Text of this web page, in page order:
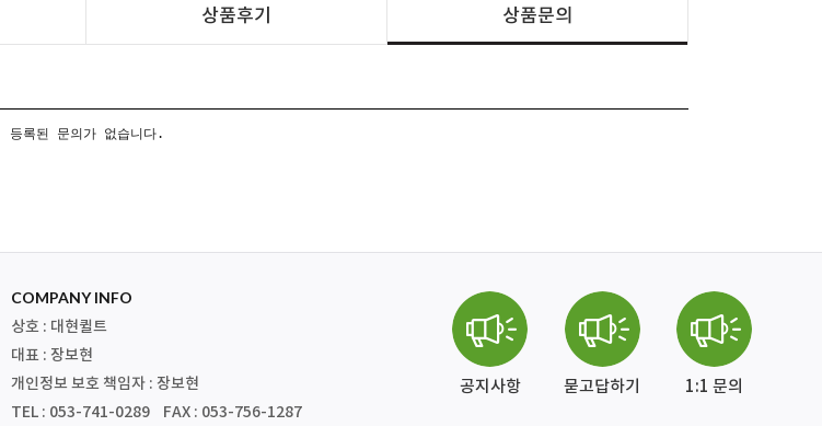
상품후기 상품문의
등록된 문의가 없습니다.
COMPANY INFO
상호 : 대현퀼트
대표 : 장보현
개인정보 보호 책임자 : 장보현
TEL : 053-741-0289 FAX : 053-756-1287
공지사항 묻고답하기 1:1 문의